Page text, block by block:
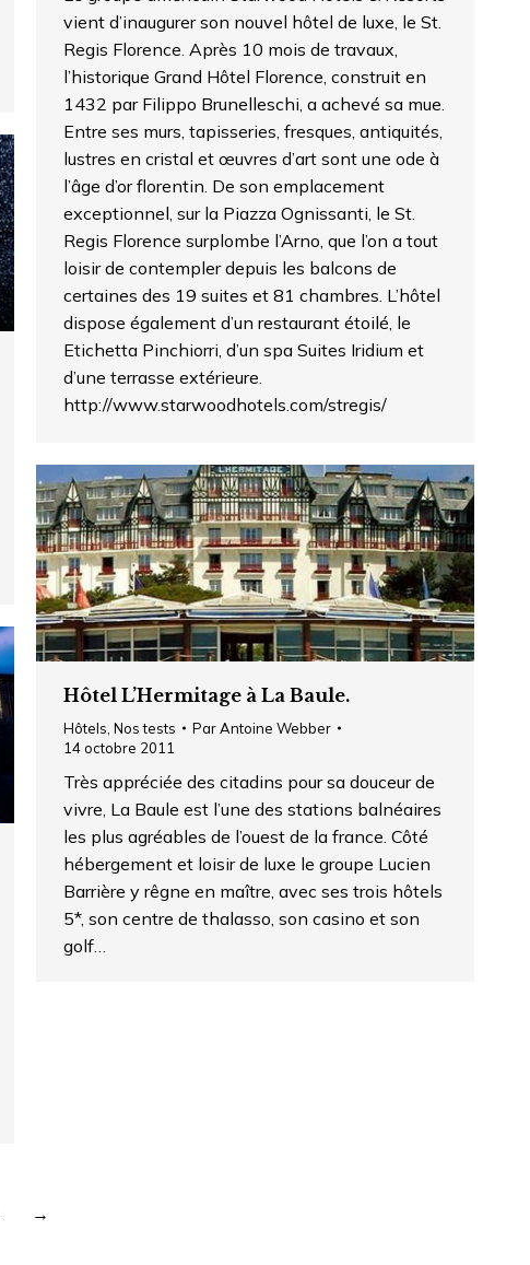
vient d’inaugurer son nouvel hôtel de luxe, le St.
Regis Florence. Après 10 mois de travaux,
l’historique Grand Hôtel Florence, construit en
1432 par Filippo Brunelleschi, a achevé sa mue.
Entre ses murs, tapisseries, fresques, antiquités,
lustres en cristal et œuvres d’art sont une ode à
l’âge d’or florentin. De son emplacement
exceptionnel, sur la Piazza Ognissanti, le St.
Regis Florence surplombe l’Arno, que l’on a tout
loisir de contempler depuis les balcons de
certaines des 19 suites et 81 chambres. L’hôtel
dispose également d’un restaurant étoilé, le
Etichetta Pinchiorri, d’un spa Suites Iridium et
d’une terrasse extérieure.
http://www.starwoodhotels.com/stregis/
Hôtel L’Hermitage à La Baule.
Hôtels Nos tests ParAntoine Webber
14 octobre 2011
Très appréciée des citadins pour sa douceur de
vivre, La Baule est l’une des stations balnéaires
les plus agréables de l’ouest de la france. Côté
hébergement et loisir de luxe le groupe Lucien
Barrière y rêgne en maître, avec ses trois hôtels
5*, son centre de thalasso, son casino et son
golf…
→